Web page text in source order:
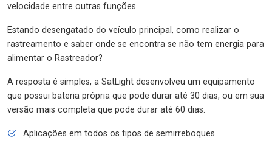
velocidade entre outras funções.
Estando desengatado do veículo principal, como realizar o
rastreamento e saber onde se encontra se não tem energia para
alimentar o Rastreador?
A resposta é simples, a SatLight desenvolveu um equipamento
que possui bateria própria que pode durar até 30 dias, ou em sua
versão mais completa que pode durar até 60 dias.
Aplicações em todos os tipos de semirreboques